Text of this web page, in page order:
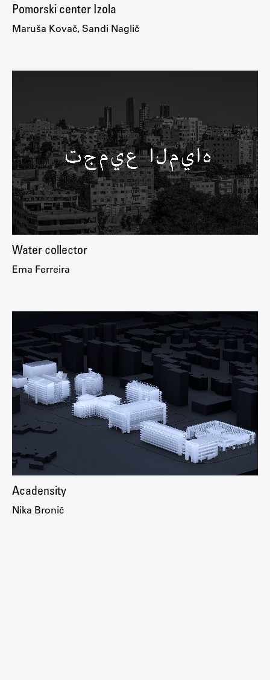
Pomorski center Izola
Maruša Kovač, Sandi Naglič
Water collector
Ema Ferreira
Acadensity
Nika Bronič